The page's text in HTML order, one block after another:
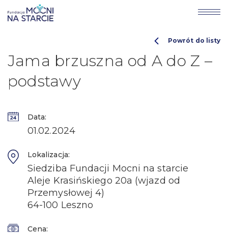
Jama brzuszna od A do Z –
podstawy
Powrót do listy
Data:
01.02.2024
Lokalizacja:
Siedziba Fundacji Mocni na starcie
Aleje Krasińskiego 20a (wjazd od
Przemysłowej 4)
64-100 Leszno
Cena: